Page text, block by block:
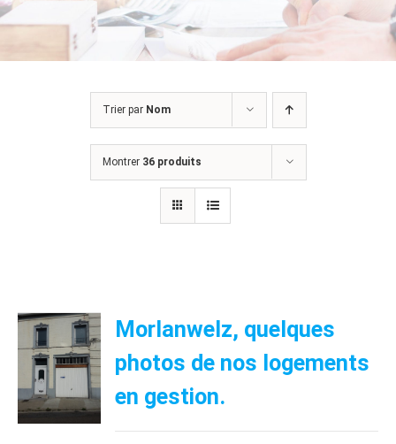
Trier par Nom
Montrer 36 produits
Morlanwelz, quelques
photos de nos logements
en gestion.